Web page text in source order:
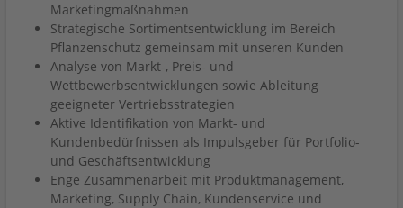
Marketingmaßnahmen
Strategische Sortimentsentwicklung im Bereich
Pflanzenschutz gemeinsam mit unseren Kunden
Analyse von Markt-, Preis- und
Wettbewerbsentwicklungen sowie Ableitung
geeigneter Vertriebsstrategien
Aktive Identifikation von Markt- und
Kundenbedürfnissen als Impulsgeber für Portfolio-
und Geschäftsentwicklung
Enge Zusammenarbeit mit Produktmanagement,
Marketing, Supply Chain, Kundenservice und